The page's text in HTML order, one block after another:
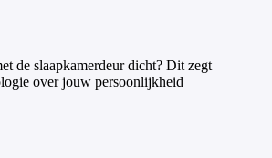
de slaapkamerdeur dicht? Dit zegt
over jouw persoonlijkheid